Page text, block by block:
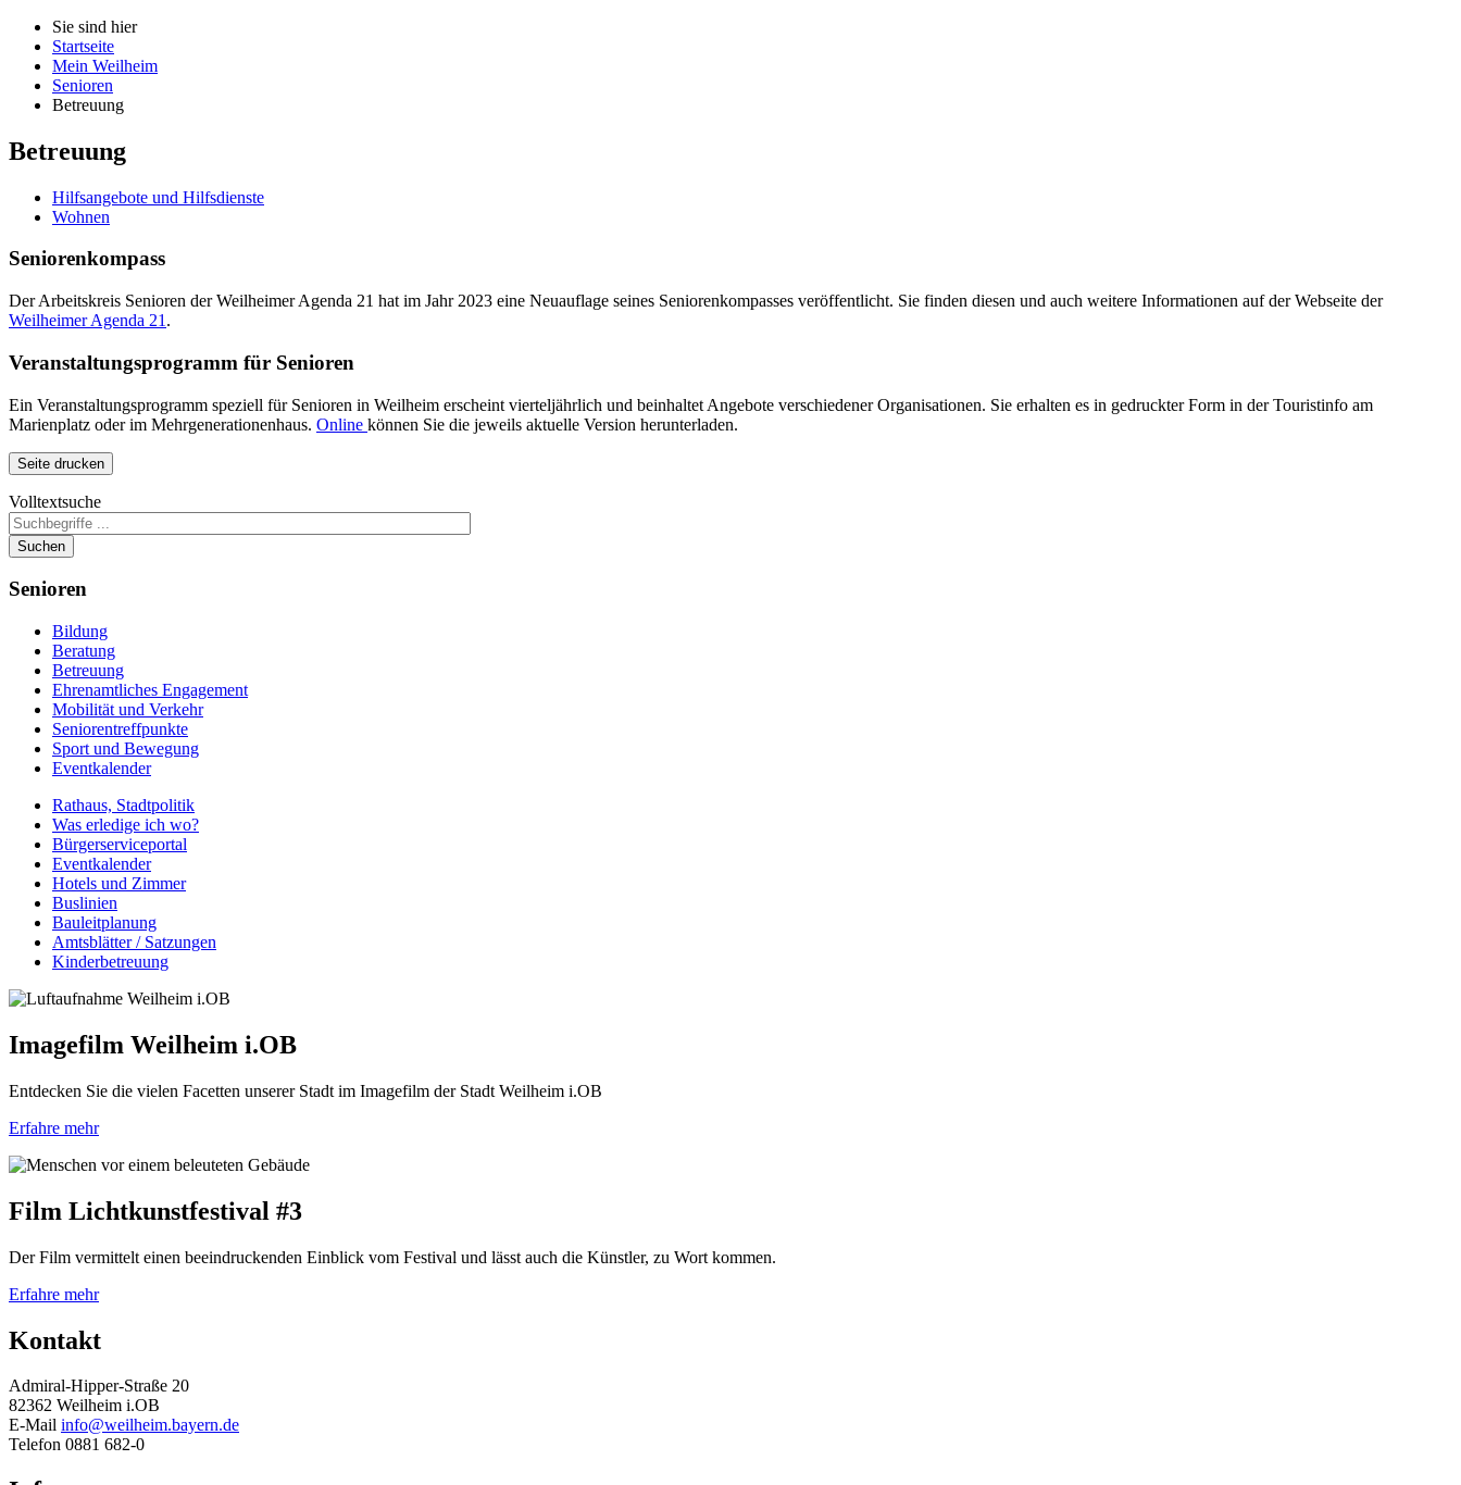
Sie sind hier
Startseite
Mein Weilheim
Senioren
Betreuung
Betreuung
Hilfsangebote und Hilfsdienste
Wohnen
Seniorenkompass
Der Arbeitskreis Senioren der Weilheimer Agenda 21 hat im Jahr 2023 eine Neuauflage seines Seniorenkompasses veröffentlicht. Sie finden diesen und auch weitere Informationen auf der Webseite der
Weilheimer Agenda 21 .
Veranstaltungsprogramm für Senioren
Ein Veranstaltungsprogramm speziell für Senioren in Weilheim erscheint vierteljährlich und beinhaltet Angebote verschiedener Organisationen. Sie erhalten es in gedruckter Form in der Touristinfo am
Marienplatz oder im Mehrgenerationenhaus. Online können Sie die jeweils aktuelle Version herunterladen.
Seite drucken
Volltextsuche
Suchen
Senioren
Bildung
Beratung
Betreuung
Ehrenamtliches Engagement
Mobilität und Verkehr
Seniorentreffpunkte
Sport und Bewegung
Eventkalender
Rathaus, Stadtpolitik
Was erledige ich wo?
Bürgerserviceportal
Eventkalender
Hotels und Zimmer
Buslinien
Bauleitplanung
Amtsblätter / Satzungen
Kinderbetreuung
Imagefilm Weilheim i.OB
Entdecken Sie die vielen Facetten unserer Stadt im Imagefilm der Stadt Weilheim i.OB
Erfahre mehr
Film Lichtkunstfestival #3
Der Film vermittelt einen beeindruckenden Einblick vom Festival und lässt auch die Künstler, zu Wort kommen.
Erfahre mehr
Kontakt
Admiral-Hipper-Straße 20
82362 Weilheim i.OB
E-Mail info@weilheim.bayern.de
Telefon 0881 682-0